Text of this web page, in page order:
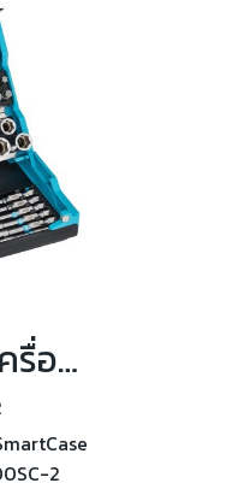
HAZET ชุดเครื่องมือ SmartCase 50 ชิ้น/ชุด รุ่น 2200SC-2
2